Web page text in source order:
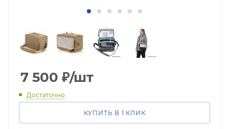
7 500 ₽/шт
Достаточно
КУПИТЬ В 1 КЛИК